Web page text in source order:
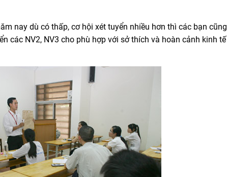
nay dù có thấp, cơ hội xét tuyển nhiều hơn thì các bạn cũng
các NV2, NV3 cho phù hợp với sở thích và hoàn cảnh kinh tế